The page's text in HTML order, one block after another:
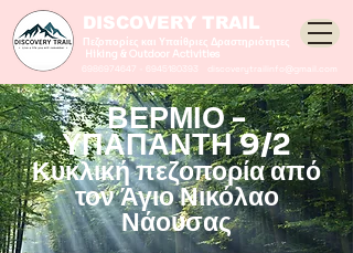
Πεζοπορίες και Υπαίθριες Δραστηριότητες
DISCOVERY TRAIL
Hiking & Outdoor Activities
6986974647 6945180393 discoverytrailinfo@gmail.com
ΒΕΡΜΙΟ -
ΥΠΑΠΑΝΤΗ 9/2
Κυκλική πεζοπορία από
τον Άγιο Νικόλαο
Νάουσας